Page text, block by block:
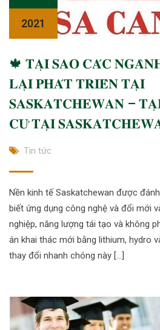
2021
🍁 𝐓𝐀̣𝐈 𝐒𝐀𝐎 𝐂𝐀́𝐂
𝐋𝐀̣𝐈 𝐏𝐇𝐀́𝐓 𝐓𝐑𝐈𝐄̂̉𝐍 𝐓𝐀̣𝐈
𝐒𝐀𝐒𝐊𝐀𝐓𝐂𝐇𝐄𝐖𝐀𝐍 –
𝐂𝐔̛ 𝐓𝐀̣𝐈
Tin tức
Nền kinh tế Saskatchewan được
biết ứng dụng công nghệ và đổi mới
nghiệp, năng lượng tái tạo và không
án khai thác mới bằng lithium, hydro
thay đổi nhanh chóng này […]